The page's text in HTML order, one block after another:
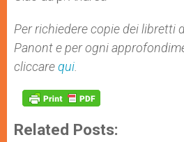
Per richiedere copie dei libretti
Panont e per ogni
cliccarequi
Related Posts: